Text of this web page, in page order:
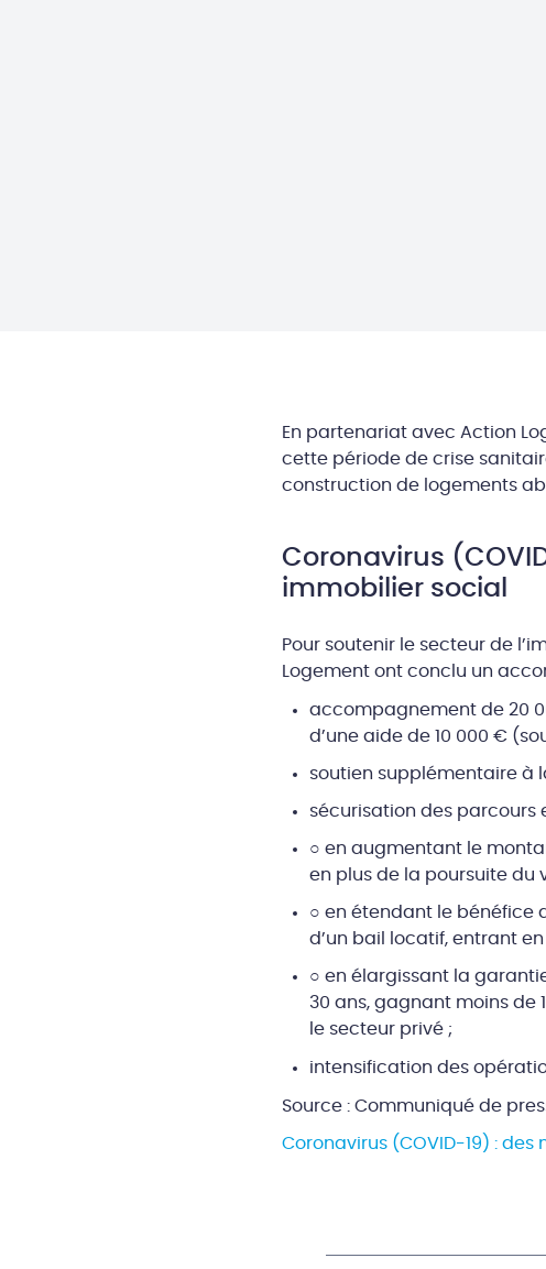
En partenariat avec Action
cette période de crise
construction de logements
Coronavirus
immobilier social
Pour soutenir le secteur de
Logement ont conclu un
accompagnement de 20
d’une aide de 10 000 €
soutien supplémentaire à
sécurisation des parcours
○ en augmentant le
en plus de la poursuite du
○ en étendant le bénéfice
d’un bail locatif, entrant en
○ en élargissant la
30 ans, gagnant moins de
le secteur privé ;
intensification des
Source : Communiqué de
Coronavirus (COVID-19) :